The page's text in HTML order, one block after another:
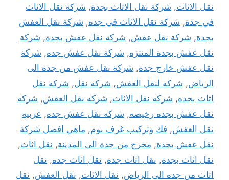
نقل الاثاث, شركة نقل الاثاث بجدة, شركة نقل الاثاث
في جدة, شركة نقل الاثاث في جده, شركة نقل العفش
بجدة, شركة نقل عفش, شركة نقل عفش بجدة, شركة
نقل عفش بجدة المنتزه, شركة نقل عفش جده, شركة
نقل عفش خارج جدة, شركة نقل عفش من جدة الى
الرياض, شركه لنقل العفش, شركه نقل, شركه نقل
اثاث بجده, شركه نقل الاثاث, شركه نقل العفش, شركه
نقل عفش بجده رخيصه, شركه نقل عفش جده, عربيه
نقل العفش, فك وتركيب غرف نوم, ماهي افضل شركة
نقل عفش بجدة, مخرج من جدة الى المدينة, نقل اثاث,
نقل اثاث بجدة, نقل اثاث جدة, نقل اثاث جده, نقل
اثاث من جده الى الرياض, نقل الاثاث, نقل العفش, نقل